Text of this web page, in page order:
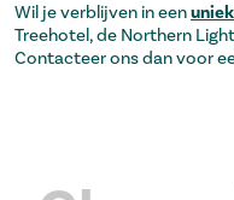
Wil je verblijven in een
Treehotel, de Northern
Contacteer ons dan voor